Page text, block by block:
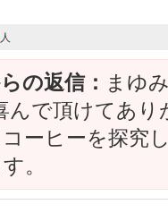
人
の返信： まゆ
んで頂けてあ
ーヒーを探究
。